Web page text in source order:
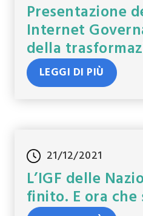
Presentazione
Internet
della
LEGGI DI PIÙ
21/12/2021
L’IGF delle
finito. E ora che